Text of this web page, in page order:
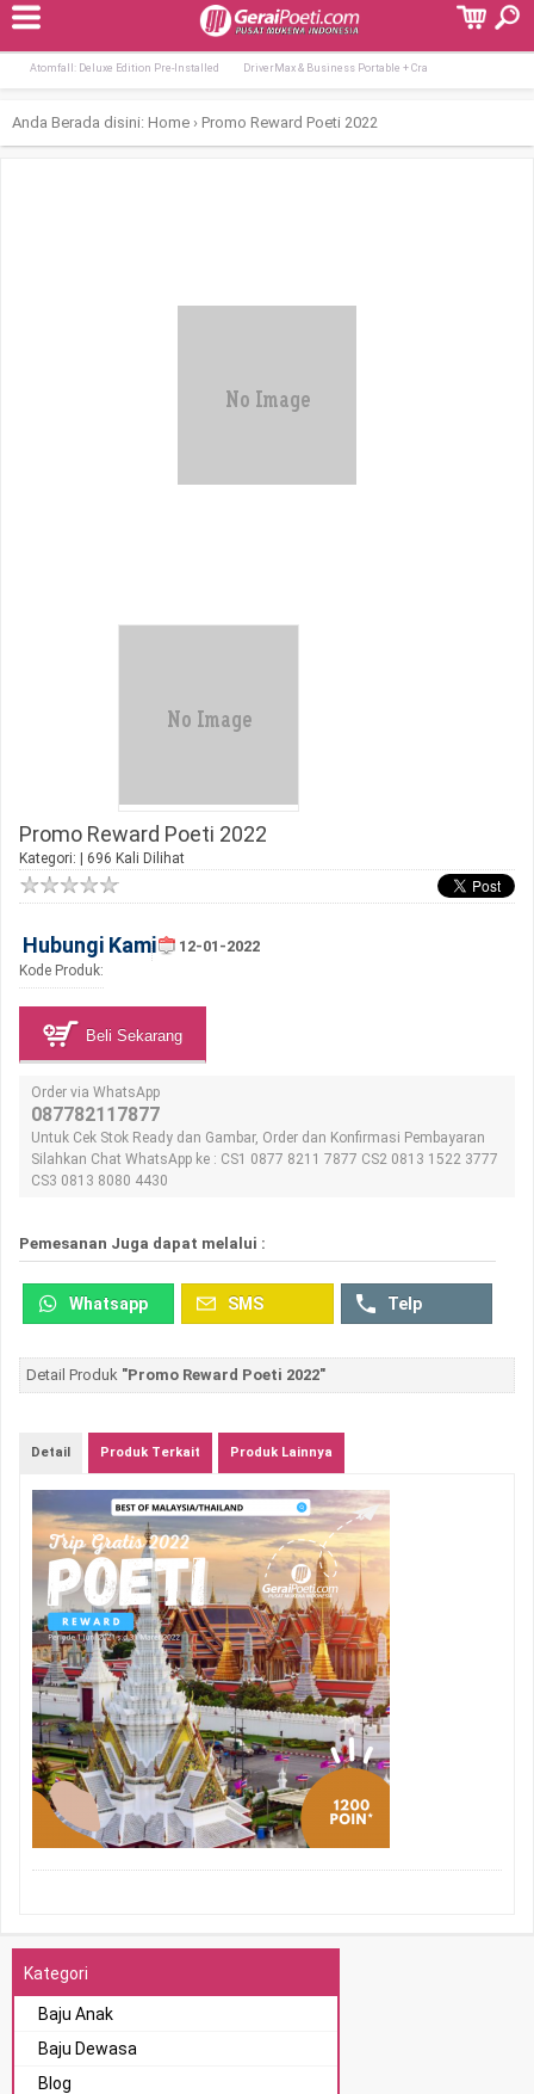
Terpopuler:
Atomfall: Deluxe Edition Pre-Installed DriverMax & Business Portable + Cra
Anda Berada disini: Home › Promo Reward Poeti 2022
Promo Reward Poeti 2022
Kategori: | 696 Kali Dilihat
Hubungi Kami
Kode Produk:
12-01-2022
Beli Sekarang
Order via WhatsApp
087782117877
Untuk Cek Stok Ready dan Gambar, Order dan Konfirmasi Pembayaran
Silahkan Chat WhatsApp ke : CS1 0877 8211 7877 CS2 0813 1522 3777
CS3 0813 8080 4430
Pemesanan Juga dapat melalui :
Whatsapp SMS Telp
Detail Produk "Promo Reward Poeti 2022"
Detail Produk Terkait Produk Lainnya
Kategori
Baju Anak
Baju Dewasa
Blog